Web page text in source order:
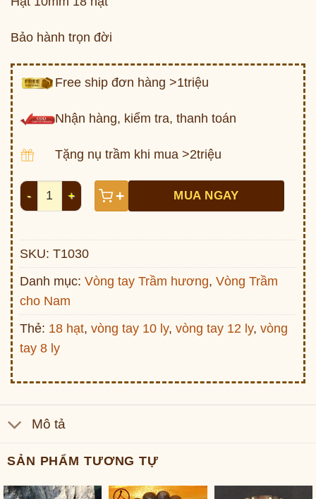
Bảo hành trọn đời
Free ship đơn hàng >1triệu
Nhận hàng, kiểm tra, thanh toán
Tặng nụ trầm khi mua >2triệu
Mẫu trầm inđô Trúc Khúc T1030 số lượng
+ MUA NGAY
SKU: T1030
Danh mục: Vòng tay Trầm hương, Vòng Trầm
cho Nam
Thẻ: 18 hạt, vòng tay 10 ly, vòng tay 12 ly, vòng
tay 8 ly
Mô tả
SẢN PHẨM TƯƠNG TỰ